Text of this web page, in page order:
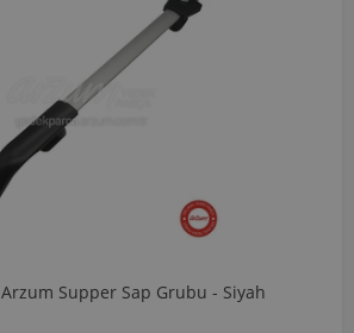
Arzum Supper Sap Grubu - Siyah